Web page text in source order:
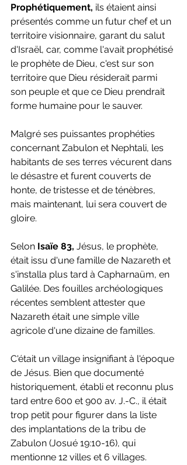
Prophétiquement, ils étaient ainsi
présentés comme un futur chef et un
territoire visionnaire, garant du salut
d'Israël, car, comme l'avait prophétisé
le prophète de Dieu, c'est sur son
territoire que Dieu résiderait parmi
son peuple et que ce Dieu prendrait
forme humaine pour le sauver.
Malgré ses puissantes prophéties
concernant Zabulon et Nephtali, les
habitants de ses terres vécurent dans
le désastre et furent couverts de
honte, de tristesse et de ténèbres,
mais maintenant, lui sera couvert de
gloire.
Selon Isaïe 83, Jésus, le prophète,
était issu d'une famille de Nazareth et
s'installa plus tard à Capharnaüm, en
Galilée. Des fouilles archéologiques
récentes semblent attester que
Nazareth était une simple ville
agricole d'une dizaine de familles.
C'était un village insignifiant à l'époque
de Jésus. Bien que documenté
historiquement, établi et reconnu plus
tard entre 600 et 900 av. J.-C., il était
trop petit pour figurer dans la liste
des implantations de la tribu de
Zabulon (Josué 19:10-16), qui
mentionne 12 villes et 6 villages.